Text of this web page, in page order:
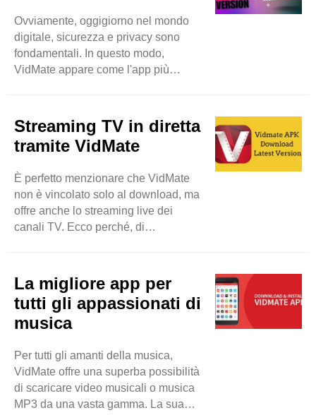
background e nel frattempo puoi
accedere anche ad altre app. Quindi
questa app diventa una vera
meraviglia di alto livello.
Ovviamente, oggigiorno nel mondo
digitale, sicurezza e privacy sono
fondamentali. In questo modo,
VidMate appare come l'app più
applicazioni che violano i dati
personali degli utenti, VidMate si
concentra sulla privacy degli utenti
Sentiti libero di scaricare file
multimediali dal tuo dispositivo senza
preoccuparti di violazioni della
privacy e malware. Questo strumento
Streaming TV in diretta
tramite VidMate
È perfetto menzionare che VidMate
non è vincolato solo al download, ma
offre anche lo streaming live dei
canali TV. Ecco perché, di
TV come Sony TV, Zee TV e altri.
Quindi, gli utenti hanno una buona
possibilità di godersi i loro programmi
TV desiderati in tempo reale. Sarà
per loro. Si può dire che VidMate può
essere utilizzato per scopi ..
La migliore app per
tutti gli appassionati di
musica
Per tutti gli amanti della musica,
VidMate offre una superba possibilità
di scaricare video musicali o musica
MP3 da una vasta gamma. La sua